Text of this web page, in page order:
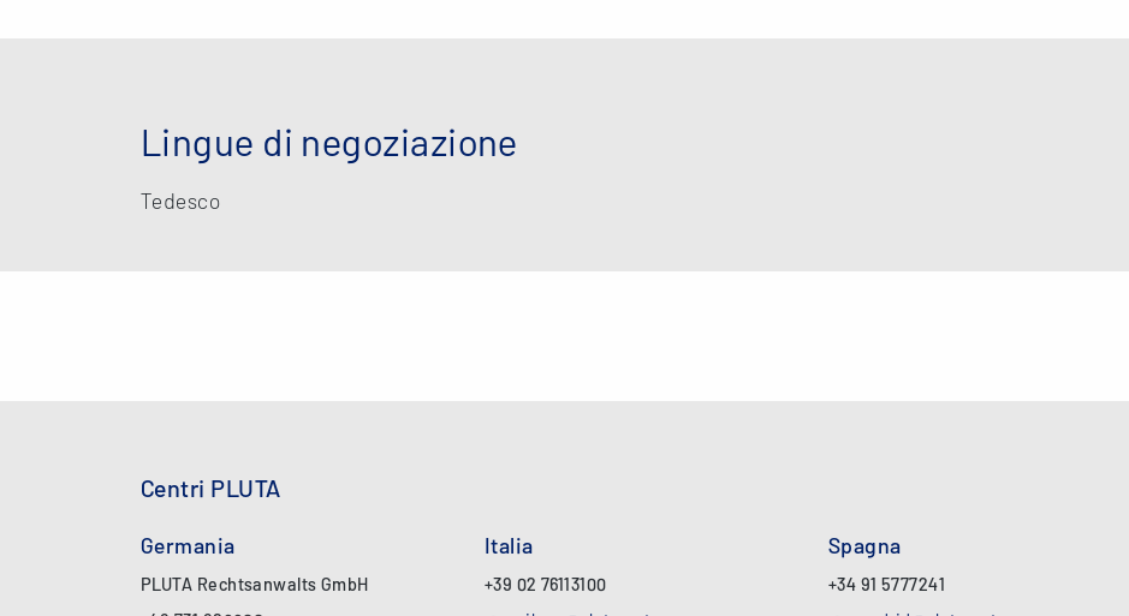
Lingue di negoziazione
Tedesco
Centri PLUTA
Germania
PLUTA Rechtsanwalts GmbH
Italia
+39 02 76113100
Spagna
+34 91 5777241